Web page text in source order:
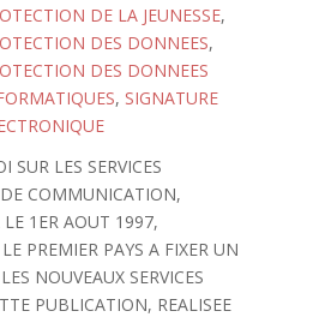
DE LA JEUNESSE,
DES DONNEES,
DES DONNEES
, SIGNATURE
LES SERVICES
COMMUNICATION,
LE 1ER AOUT 1997,
PREMIER PAYS A FIXER UN
NOUVEAUX SERVICES
PUBLICATION, REALISEE